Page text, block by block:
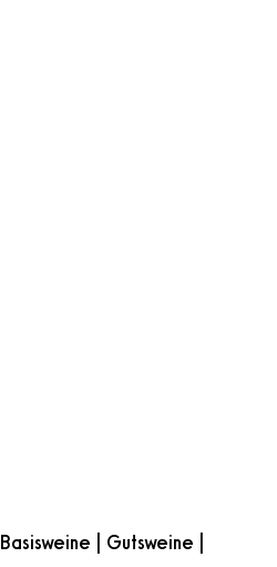
Basisweine Gutsweine